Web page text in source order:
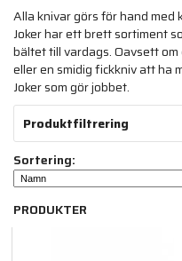
Alla knivar görs för hand med
Joker har ett brett sortiment
bältet till vardags. Oavsett
eller en smidig fickkniv att ha
Joker som gör jobbet.
Produktfiltrering
Sortering:
PRODUKTER